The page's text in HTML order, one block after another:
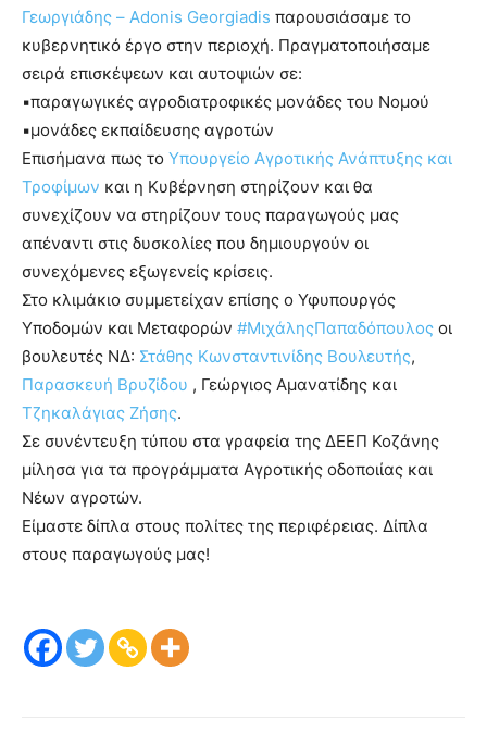
Γεωργιάδης – Adonis Georgiadis παρουσιάσαμε το
κυβερνητικό έργο στην περιοχή. Πραγματοποιήσαμε
σειρά επισκέψεων και αυτοψιών σε:
▪️παραγωγικές αγροδιατροφικές μονάδες του Νομού
▪️μονάδες εκπαίδευσης αγροτών
Επισήμανα πως το Υπουργείο Αγροτικής Ανάπτυξης και
Τροφίμων και η Κυβέρνηση στηρίζουν και θα
συνεχίζουν να στηρίζουν τους παραγωγούς μας
απέναντι στις δυσκολίες που δημιουργούν οι
συνεχόμενες εξωγενείς κρίσεις.
Στο κλιμάκιο συμμετείχαν επίσης ο Υφυπουργός
Υποδομών και Μεταφορών #ΜιχάληςΠαπαδόπουλος οι
βουλευτές ΝΔ: Στάθης Κωνσταντινίδης Βουλευτής,
Παρασκευή Βρυζίδου , Γεώργιος Αμανατίδης και
Τζηκαλάγιας Ζήσης.
Σε συνέντευξη τύπου στα γραφεία της ΔΕΕΠ Κοζάνης
μίλησα για τα προγράμματα Αγροτικής οδοποιίας και
Νέων αγροτών.
Είμαστε δίπλα στους πολίτες της περιφέρειας. Δίπλα
στους παραγωγούς μας!